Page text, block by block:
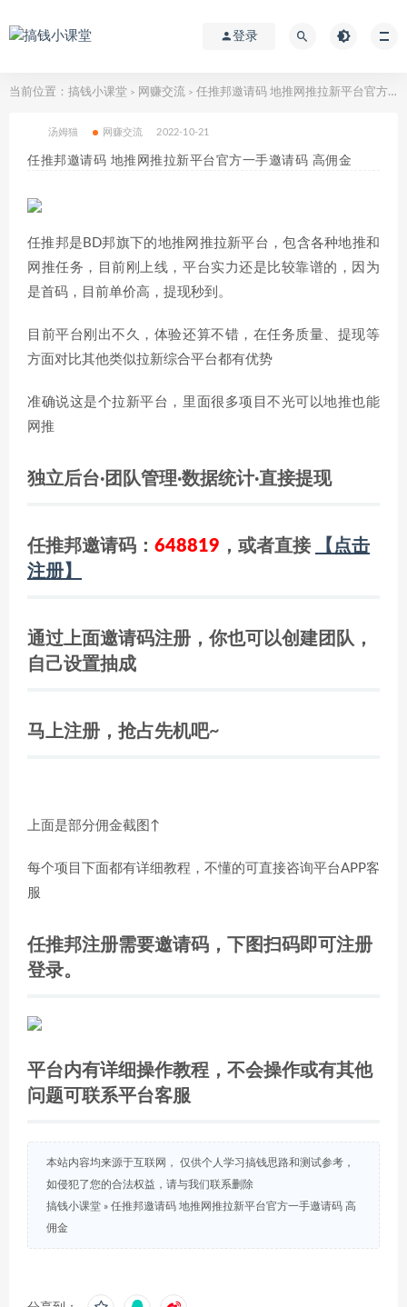
登录
当前位置： 搞钱小课堂 > 网赚交流 > 任推邦邀请码 地推网推拉新平台官方一手邀请码 高佣金
汤姆猫 网赚交流 2022-10-21
任推邦邀请码 地推网推拉新平台官方一手邀请码 高佣金
任推邦是BD邦旗下的地推网推拉新平台，包含各种地推和
网推任务，目前刚上线，平台实力还是比较靠谱的，因为
是首码，目前单价高，提现秒到。
目前平台刚出不久，体验还算不错，在任务质量、提现等
方面对比其他类似拉新综合平台都有优势
准确说这是个拉新平台，里面很多项目不光可以地推也能
网推
独立后台·团队管理·数据统计·直接提现
任推邦邀请码： 648819 ，或者直接
【点击
注册】
通过上面邀请码注册，你也可以创建团队，
自己设置抽成
马上注册，抢占先机吧~
上面是部分佣金截图↑
每个项目下面都有详细教程，不懂的可直接咨询平台APP客
服
任推邦注册需要邀请码，下图扫码即可注册
登录。
平台内有详细操作教程，不会操作或有其他
问题可联系平台客服
本站内容均来源于互联网， 仅供个人学习搞钱思路和测试参考，
如侵犯了您的合法权益，请与我们联系删除
搞钱小课堂 » 任推邦邀请码 地推网推拉新平台官方一手邀请码 高
佣金